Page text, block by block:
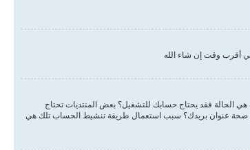
أقرب وقت إن شاء الله
هي الحالة فقد يحتاج حسابك للتشغيل؟ بعض المنتديات تحتاج
من صحة عنوان بريدك؟ سبب استعمال طريقة تنشيط الحساب تلك هي